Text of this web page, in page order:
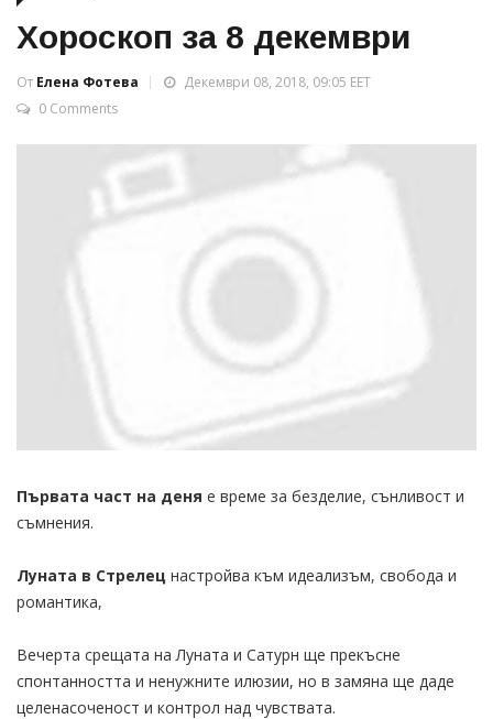
Хороскоп за 8 декември
От Елена Фотева
Декември 08, 2018, 09:05 EET
0 Comments
Първата част на деня е време за безделие, сънливост и
съмнения.
Луната в Стрелец настройва към идеализъм, свобода и
романтика,
Вечерта срещата на Луната и Сатурн ще прекъсне
спонтанността и ненужните илюзии, но в замяна ще даде
целенасоченост и контрол над чувствата.